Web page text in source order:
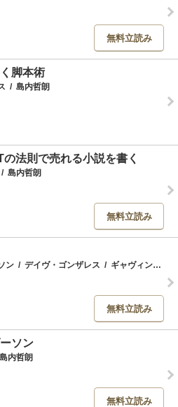
無料立読み
脚本術
/ 島内哲朗
法則で売れる小説を書く
/ 島内哲朗
無料立読み
ン / デイヴ・ゴンザレス / ギャヴィン・エドワーズ
無料立読み
ソン
島内哲朗
無料立読み